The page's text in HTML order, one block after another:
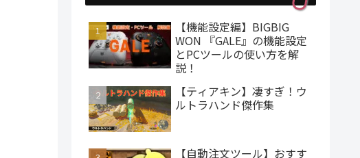
【機能設定編】BIGBIG
WON 『GALE』の機能設定
とPCツールの使い方を解
説！
【ティアキン】凄すぎ！ウ
ルトラハンド傑作集
【自動注文ツール】おすす